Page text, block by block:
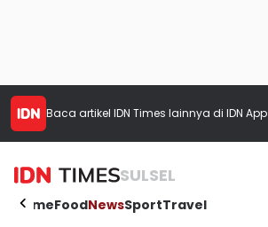
Baca artikel IDN Times lainnya di IDN App
SULSEL
HomeFoodNewsSportTravel